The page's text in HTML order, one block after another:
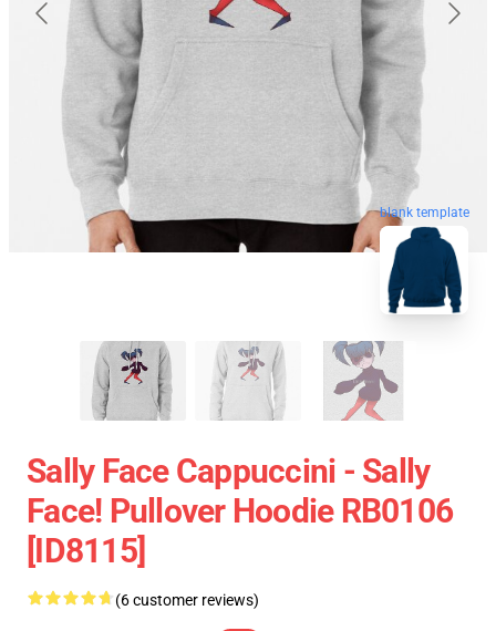
blank template
Sally Face Cappuccini - Sally
Face! Pullover Hoodie RB0106
[ID8115]
(6 customer reviews)